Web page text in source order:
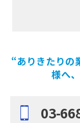
“ありきたりの
様へ
03-